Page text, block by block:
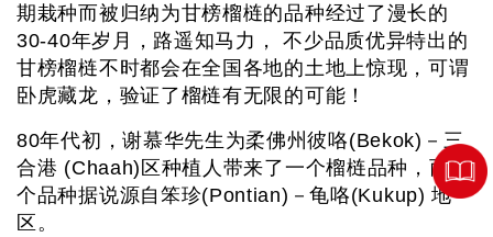
期栽种而被归纳为甘榜榴梿的品种经过了漫长的
30-40年岁月，路遥知马力， 不少品质优异特出的
甘榜榴梿不时都会在全国各地的土地上惊现，可谓
卧虎藏龙，验证了榴梿有无限的可能！
80年代初，谢慕华先生为柔佛州彼咯(Bekok)－三
合港 (Chaah)区种植人带来了一个榴梿品种，而这
个品种据说源自笨珍(Pontian)－龟咯(Kukup) 地
区。